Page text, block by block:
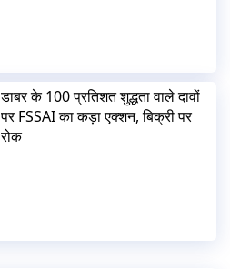
डाबर के 100 प्रतिशत शुद्धता वाले दावों
पर FSSAI का कड़ा एक्शन, बिक्री पर
रोक